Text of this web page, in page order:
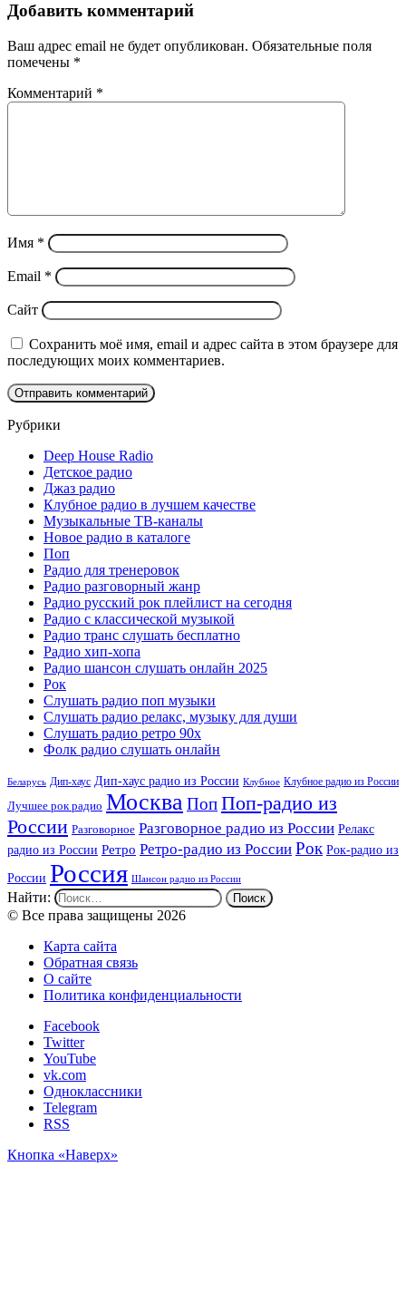
Добавить комментарий
Ваш адрес email не будет опубликован. Обязательные поля
помечены *
Комментарий *
Имя *
Email *
Сайт
Сохранить моё имя, email и адрес сайта в этом браузере для
последующих моих комментариев.
Рубрики
Deep House Radio
Детское радио
Джаз радио
Клубное радио в лучшем качестве
Музыкальные ТВ-каналы
Новое радио в каталоге
Поп
Радио для тренеровок
Радио разговорный жанр
Радио русский рок плейлист на сегодня
Радио с классической музыкой
Радио транс слушать бесплатно
Радио хип-хопа
Радио шансон слушать онлайн 2025
Рок
Слушать радио поп музыки
Слушать радио релакс, музыку для души
Слушать радио ретро 90х
Фолк радио слушать онлайн
Беларусь Дип-хаус Дип-хаус радио из России Клубное Клубное радио из России
Лучшее рок радио МоскваПопПоп-радио из
России Разговорное Разговорное радио из России Релакс
радио из России Ретро Ретро-радио из России Рок Рок-радио из
России Россия Шансон радио из России
Найти:
© Все права защищены 2026
Карта сайта
Обратная связь
О сайте
Политика конфиденциальности
Facebook
Twitter
YouTube
vk.com
Одноклассники
Telegram
RSS
Кнопка «Наверх»